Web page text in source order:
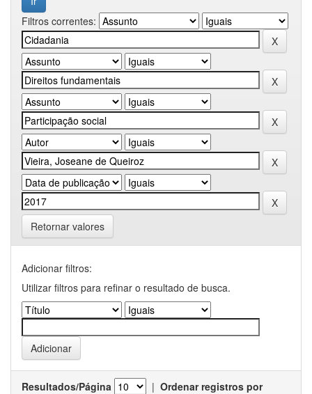
Filtros correntes:
Retornar valores
Adicionar filtros:
Utilizar filtros para refinar o resultado de busca.
Resultados/Página | Ordenar registros por